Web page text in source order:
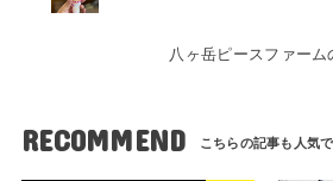
八ヶ岳ピースファーム
RECOMMEND